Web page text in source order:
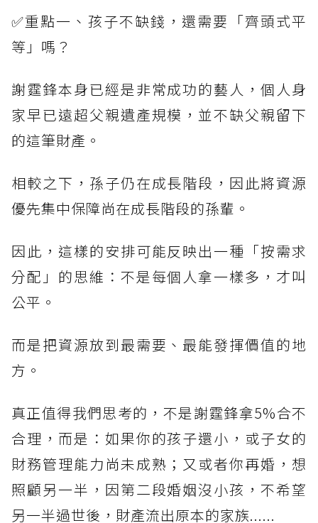
✅重點一、孩子不缺錢，還需要「齊頭式平
等」嗎？
謝霆鋒本身已經是非常成功的藝人，個人身
家早已遠超父親遺產規模，並不缺父親留下
的這筆財產。
相較之下，孫子仍在成長階段，因此將資源
優先集中保障尚在成長階段的孫輩。
因此，這樣的安排可能反映出一種「按需求
分配」的思維：不是每個人拿一樣多，才叫
公平。
而是把資源放到最需要、最能發揮價值的地
方。
真正值得我們思考的，不是謝霆鋒拿5%合不
合理，而是：如果你的孩子還小，或子女的
財務管理能力尚未成熟；又或者你再婚，想
照顧另一半，因第二段婚姻沒小孩，不希望
另一半過世後，財產流出原本的家族......